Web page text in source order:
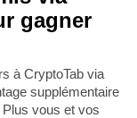
gagner
à CryptoTab via
supplémentaire
vous et vos